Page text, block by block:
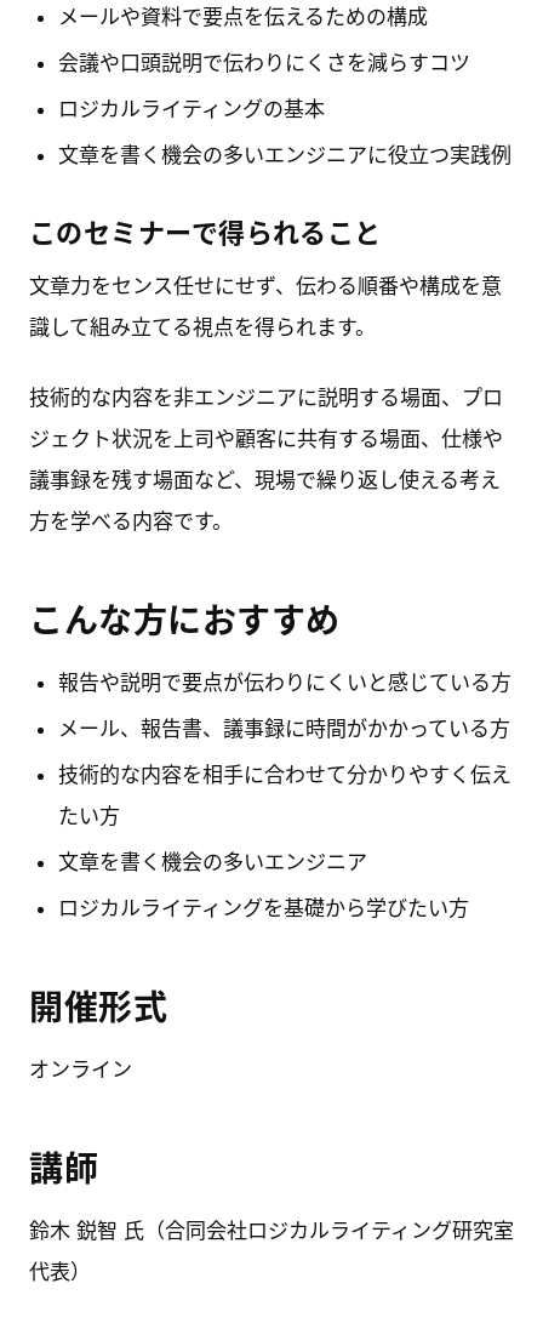
メールや資料で要点を伝えるための構成
会議や口頭説明で伝わりにくさを減らすコツ
ロジカルライティングの基本
文章を書く機会の多いエンジニアに役立つ実践例
このセミナーで得られること
文章力をセンス任せにせず、伝わる順番や構成を意
識して組み立てる視点を得られます。
技術的な内容を非エンジニアに説明する場面、プロ
ジェクト状況を上司や顧客に共有する場面、仕様や
議事録を残す場面など、現場で繰り返し使える考え
方を学べる内容です。
こんな方におすすめ
報告や説明で要点が伝わりにくいと感じている方
メール、報告書、議事録に時間がかかっている方
技術的な内容を相手に合わせて分かりやすく伝え
たい方
文章を書く機会の多いエンジニア
ロジカルライティングを基礎から学びたい方
開催形式
オンライン
講師
鈴木 鋭智 氏（合同会社ロジカルライティング研究室
代表）